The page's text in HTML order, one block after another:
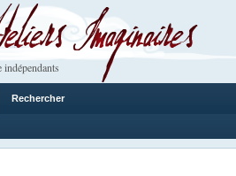
Rechercher